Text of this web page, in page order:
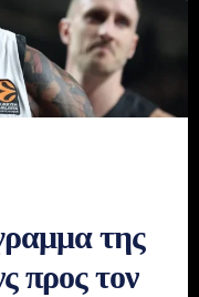
της
προς τον